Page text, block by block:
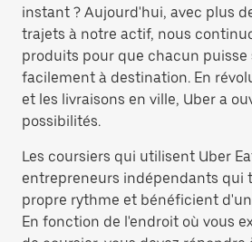
instant ? Aujourd'hui, avec plus
trajets à notre actif, nous
produits pour que chacun puisse
facilement à destination. En
et les livraisons en ville, Uber a
possibilités.
Les coursiers qui utilisent Uber
entrepreneurs indépendants qui
propre rythme et bénéficient
En fonction de l'endroit où vous